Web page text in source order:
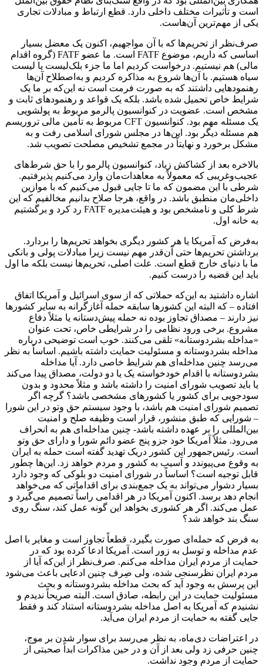
است و تأثیرات مختلف داخلی دارد. قطع ارتباط و مبادلات تجاری
یکی از مهم‌ترین آن‌هاست.
صرف‌نظر از تحریم‌ها که با آن مواجهیم، اکنون یک معضل بسیار
اساسی که داریم، موضوع FATF است‌. ما عضو FATF (گروه اقدام
مالی) هم نیستیم. درخواست کردیم اما ما جزء بلک‌لیست یا لیست
سیاه هستیم. با آ‌ن‌ها شروع به مذاکره کردیم و به‌اصطلاح آن‌ها
رهنمودهایی داشتند که به صورت فرمت است نه این‌که بر ما یک
شرایط خاص تحمیل شده باشد. بلکه یک قواعد و رهنمودهای ثابت و
مشخص است. عضویت در کنوانسیون پالرمو مربوط به پولشویی
یک مسئله مهم بود. کنوانسیون CFT مربوط به تأمین مالی تروریسم
هم مسئله دیگر بود. این‌ها در مجلس شورای اسلامی رفت و به
مشکل برخورد و نهایتاً در مجمع تشخیص مصلحت تصویب شد.
بالاخره بعد از کشاکش زیاد، کنوانسیون پالرمو را با حق شرط‌های
عجیب‌و‌غریبی که معمولاً به معاهدات‌مان وارد می‌کنیم پذیرفتیم.
شرطی با این مضمون که ما تا جایی قبول می‌کنیم که با موازین
داخلی‌مان منطبق باشد. در واقع، هرجا صلاح بدانیم مخالفیم که این
شرط کلی و نامشخص بود و هیئت‌مدیره FATF رد کرد و برگشتیم
به خانه اول.
به‌فرض که آمریکا یا هر کشور دیگری بخواهد تحریم‌ها را بردارد.
برداشتن تحریم‌ها حتی آن‌قدر مهم نیست زیرا مبادلات پولی و بانکی
ما با دنیای خارج قطع است. علت اصلی، تحریم‌ها نیست بلکه ما اول
باید این قضیه را درست کنیم.
اشاره داشتید به این‌که حملاتی که از سوی اسرائیل و آمریکا اتفاق
افتاده – که البته این کشورها سابقه حمله آغازگرانه به سایر کشورها
نیز دارند – مصداق تجاوز بوده نه حمله پیش‌دستانه یا مثلاً دفاع
مشروع. برخی ورود نظامی را در شرایطی خاص، تحت عنوان
«مداخله بشردوستانه» تلقی می‌کنند. خوب است توضیحی درباره
مداخله بشردوستانه و مسئولیت حمایت داشته باشیم. اساساً به نظر
می‌رسد چنین مداخله‌ای هم شرایط خاصی دارد. آیا مداخله
بشردوستانه با اقدام خودخواسته یک یا دو دولت، مصداق پیدا می‌کند
یا باید تصویب شورای امنیت را داشته باشد و مثلاً محدود و بدون
سودجویی برای کشور یا کشورهای مشخصی باشد؟ گرچه اگر
تصمیم شورای امنیت هم باشد، با وجود سیستم حق وتو در این شورا
– شورایی که طبق منشور، قرار است وظیفه صلح و امنیت
بین‌المللی را بر عهده داشته باشد- چنین مداخله‌ای هم به انحراف
می‌رود. مثلاً آمریکا خود جزو پنج عضو دائم شورا و دارای حق وتو
است. رئیس‌جمهور این کشور دریک تهدید گفته است حمله به ایران
به وقوع می‌پیوندد و آسیب به کشور و مردم خواهد زد. این‌ها چطور
قابل توجیه است؟ اساساً در شورای امنیت دو بلوکی که وجود دارد
بسیار دشوار می‌تواند به یک جمع‌بندی برای اقداماتی که می‌خواهد
انجام دهد برسد. اکنون آمریکا در هر اقدامی راساً تصمیم می‌گیرد و
عمل می‌کند. اگر هر کشوری بخواهد این گونه عمل کند، سنگ روی
سنگ بند خواهد شد؟
به فرض که حمله‌ای صورت بگیرد، قطعاً تجاوز است و مغایر با اصل
عدم مداخله و توسل به زور است. آمریکا ادعا کرده بود که در
حمایت از مردم ایران مداخله می‌کنم. صرف‌نظر از این‌که آیا از
مردم ایران نظرسنجی شده، ولی صِرف چنین ادعایی باعث می‌شود
این پرسش به وجود آید که بحث مداخله بشردوستانه و بحث
مسئولیت حمایت در این رابطه، صادق است. البته صریحاً ندیدم و
نشنیدم که آمریکا به اصل مداخله بشردوستانه استناد کند و فقط
جایی گفته به حمایت از مردم ایران می‌آید.
در اعتراضات دی‌ماه، به نظر می‌رسد برای سوار شدن بر موج،
چنین حرفی زد ولی بعد از آن و در حین مذاکرات ابداً صحبتی از
حمایت از مردم وجود نداشت.